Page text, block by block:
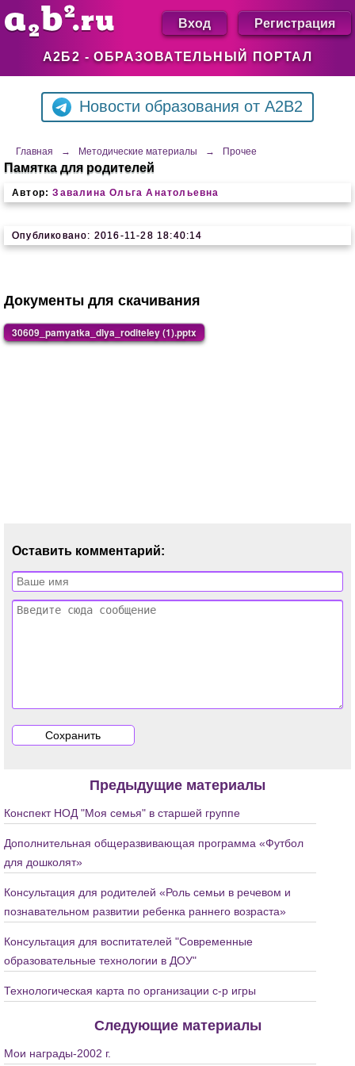
А2Б2 - ОБРАЗОВАТЕЛЬНЫЙ ПОРТАЛ
Вход Регистрация
Новости образования от A2B2
Главная → Методические материалы → Прочее
Памятка для родителей
Автор: Завалина Ольга Анатольевна
Опубликовано: 2016-11-28 18:40:14
Документы для скачивания
30609_pamyatka_dlya_roditeley (1).pptx
Оставить комментарий:
Предыдущие материалы
Конспект НОД "Моя семья" в старшей группе
Дополнительная общеразвивающая программа «Футбол
для дошколят»
Консультация для родителей «Роль семьи в речевом и
познавательном развитии ребенка раннего возраста»
Консультация для воспитателей "Современные
образовательные технологии в ДОУ"
Технологическая карта по организации с-р игры
Следующие материалы
Мои награды-2002 г.